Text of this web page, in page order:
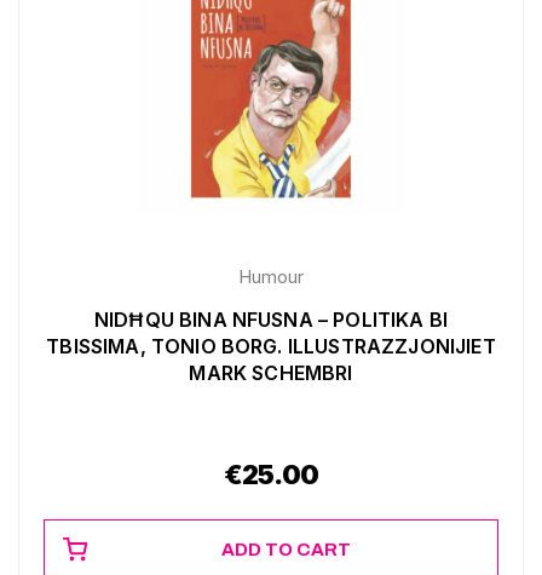
Humour
NIDĦQU BINA NFUSNA – POLITIKA BI
TBISSIMA, TONIO BORG. ILLUSTRAZZJONIJIET
MARK SCHEMBRI
€25.00
ADD TO CART